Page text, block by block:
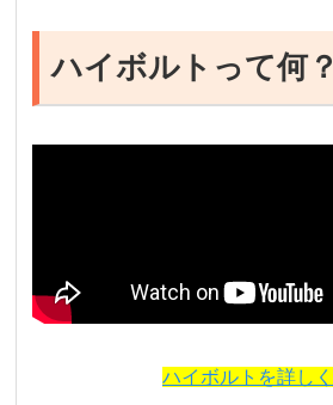
ハイボルトって何？
ハイボルトを詳しく